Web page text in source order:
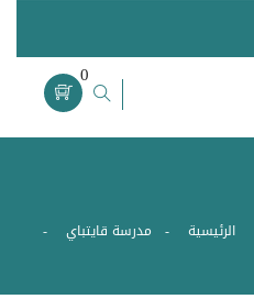
0
الرئيسية مدرسة قايتباي